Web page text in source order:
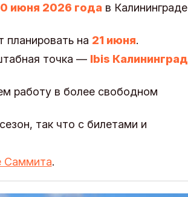
июня 2026 года в Калининграде
планировать на 21 июня.
точка — Ibis Калининград
работу в более свободном
так что с билетами и
Саммита.